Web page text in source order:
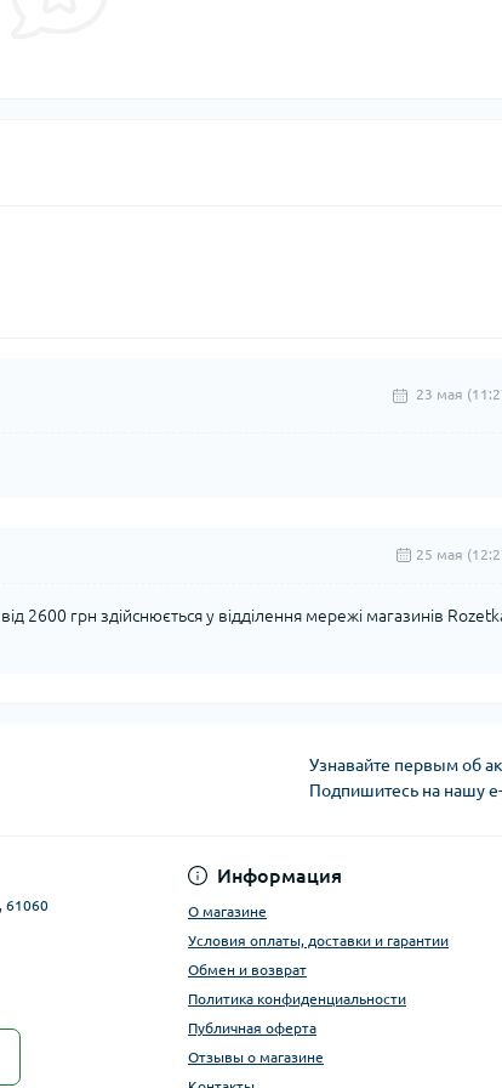
23 мая
25 мая
2600 грн здійснюється у відділення мережі магазинів
Узнавайте первым об
Подпишитесь на нашу
61060
Информация
О магазине
Условия оплаты, доставки и гарантии
Обмен и возврат
Политика конфиденциальности
Публичная оферта
Отзывы о магазине